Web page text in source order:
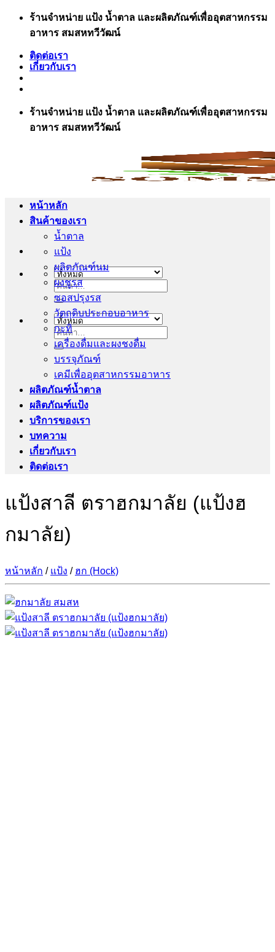
ข้าม
เนื้อหา
ร้านจำหน่าย แป้ง น้ำตาล และผลิตภัณฑ์เพื่ออุตสาหกรรม
อาหาร สมสหทวีวัฒน์
ติดต่อเรา
เกี่ยวกับเรา
ร้านจำหน่าย แป้ง น้ำตาล และผลิตภัณฑ์เพื่ออุตสาหกรรม
อาหาร สมสหทวีวัฒน์
ค้นหา:
ค้นหา:
หน้าหลัก
สินค้าของเรา
น้ำตาล
แป้ง
ผลิตภัณฑ์นม
ผงชูรส
ซอสปรุงรส
วัตถุดิบประกอบอาหาร
กะทิ
เครื่องดื่มและผงชงดื่ม
บรรจุภัณฑ์
เคมีเพื่ออุตสาหกรรมอาหาร
ผลิตภัณฑ์น้ำตาล
ผลิตภัณฑ์แป้ง
บริการของเรา
บทความ
เกี่ยวกับเรา
ติดต่อเรา
แป้งสาลี ตราฮกมาลัย (แป้งฮ
กมาลัย)
หน้าหลัก / แป้ง / ฮก (Hock)